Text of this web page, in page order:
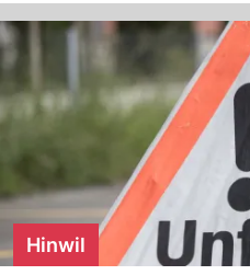
Hinwil